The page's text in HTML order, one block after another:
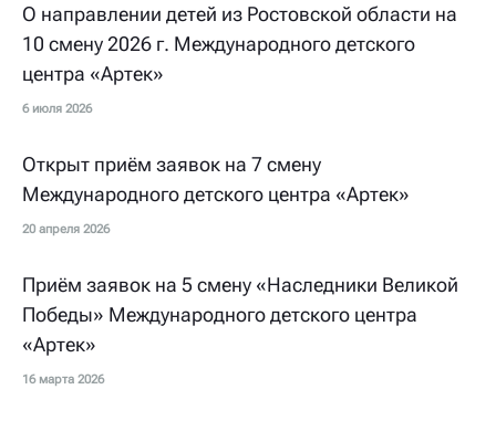
О направлении детей из Ростовской области на
10 смену 2026 г. Международного детского
центра «Артек»
6 июля 2026
Открыт приём заявок на 7 смену
Международного детского центра «Артек»
20 апреля 2026
Приём заявок на 5 смену «Наследники Великой
Победы» Международного детского центра
«Артек»
16 марта 2026